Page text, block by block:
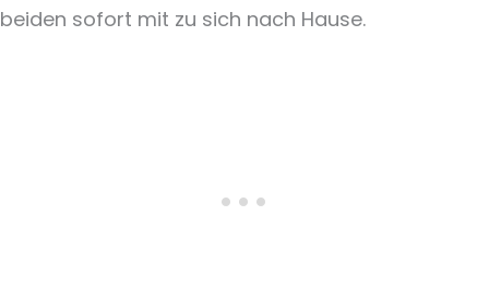
beiden sofort mit zu sich nach Hause.